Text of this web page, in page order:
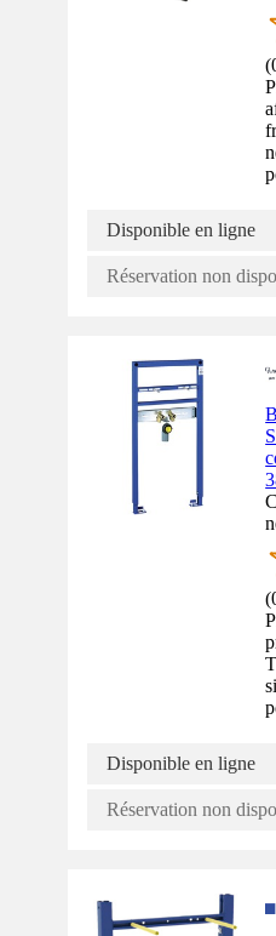
(
Disponible en ligne
Réservation non
(
Disponible en ligne
Réservation non